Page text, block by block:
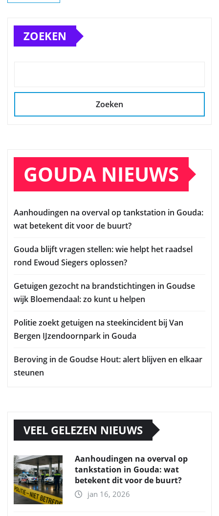
ZOEKEN
Zoeken
GOUDA NIEUWS
Aanhoudingen na overval op tankstation in Gouda:
wat betekent dit voor de buurt?
Gouda blijft vragen stellen: wie helpt het raadsel
rond Ewoud Siegers oplossen?
Getuigen gezocht na brandstichtingen in Goudse
wijk Bloemendaal: zo kunt u helpen
Politie zoekt getuigen na steekincident bij Van
Bergen IJzendoornpark in Gouda
Beroving in de Goudse Hout: alert blijven en elkaar
steunen
VEEL GELEZEN NIEUWS
Aanhoudingen na overval op
tankstation in Gouda: wat
betekent dit voor de buurt?
jan 16, 2026